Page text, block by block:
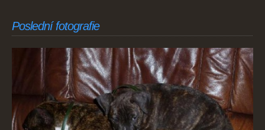
Poslední fotografie